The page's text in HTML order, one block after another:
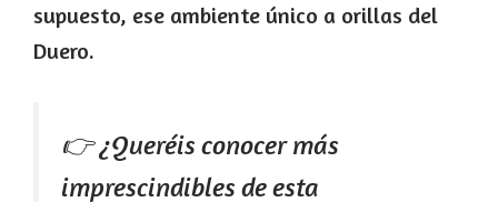
supuesto, ese ambiente único a orillas del
Duero.
👉 ¿Queréis conocer más
imprescindibles de esta